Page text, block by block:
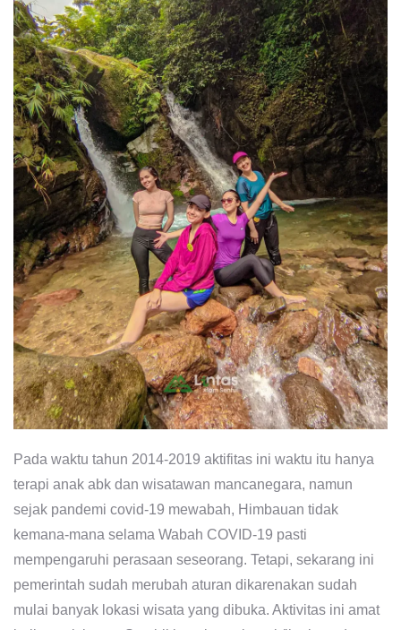
Pada waktu tahun 2014-2019 aktifitas ini waktu itu hanya
terapi anak abk dan wisatawan mancanegara, namun
sejak pandemi covid-19 mewabah, Himbauan tidak
kemana-mana selama Wabah COVID-19 pasti
mempengaruhi perasaan seseorang. Tetapi, sekarang ini
pemerintah sudah merubah aturan dikarenakan sudah
mulai banyak lokasi wisata yang dibuka. Aktivitas ini amat